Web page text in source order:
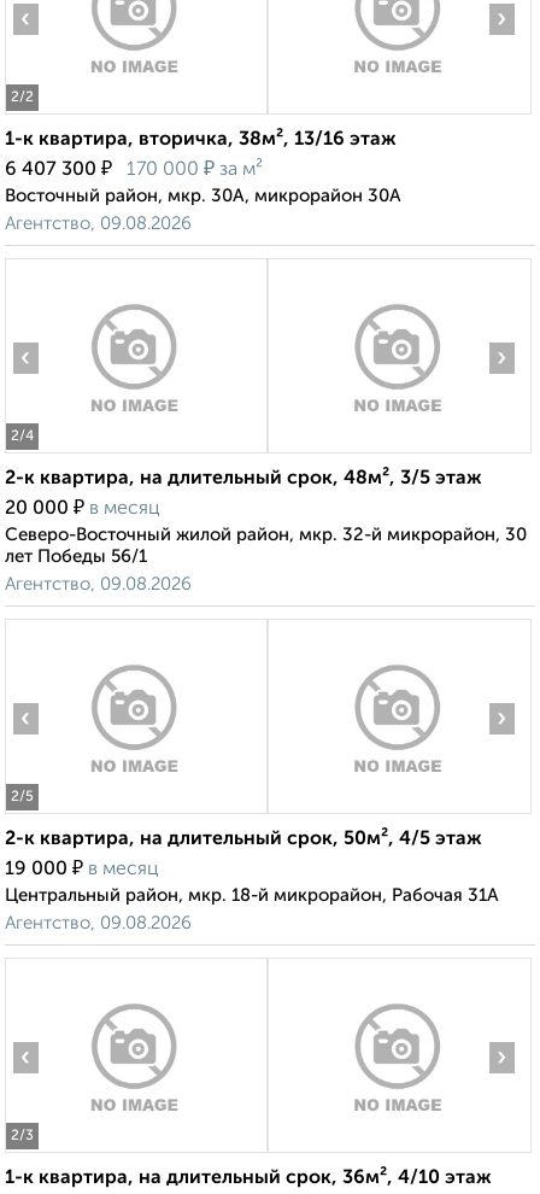
2/2
‹ ›
1-к квартира, вторичка, 38м², 13/16 этаж
6 407 300 ₽ 170 000 ₽ за м²
Восточный район, мкр. 30А, микрорайон 30А
Агентство, 09.08.2026
2/4
‹ ›
2-к квартира, на длительный срок, 48м², 3/5 этаж
20 000 ₽ в месяц
Северо-Восточный жилой район, мкр. 32-й микрорайон, 30
лет Победы 56/1
Агентство, 09.08.2026
2/5
‹ ›
2-к квартира, на длительный срок, 50м², 4/5 этаж
19 000 ₽ в месяц
Центральный район, мкр. 18-й микрорайон, Рабочая 31А
Агентство, 09.08.2026
2/3
‹ ›
1-к квартира, на длительный срок, 36м², 4/10 этаж